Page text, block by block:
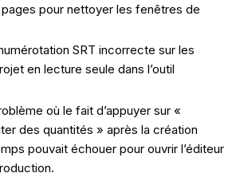
pour nettoyer les fenêtres de
SRT incorrecte sur les
en lecture seule dans l’outil
où le fait d’appuyer sur «
des quantités » après la création
pouvait échouer pour ouvrir l’éditeur